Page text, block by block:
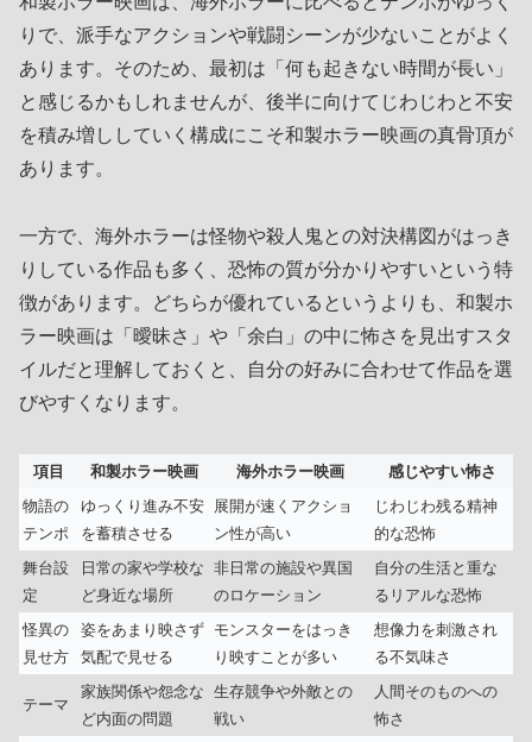
りで、派手なアクションや戦闘シーンが少ないことがよく
あります。そのため、最初は「何も起きない時間が長い」
と感じるかもしれませんが、後半に向けてじわじわと不安
を積み増ししていく構成にこそ和製ホラー映画の真骨頂が
あります。
一方で、海外ホラーは怪物や殺人鬼との対決構図がはっき
りしている作品も多く、恐怖の質が分かりやすいという特
徴があります。どちらが優れているというよりも、和製ホ
ラー映画は「曖昧さ」や「余白」の中に怖さを見出すスタ
イルだと理解しておくと、自分の好みに合わせて作品を選
びやすくなります。
項目 和製ホラー映画 海外ホラー映画
感じやすい怖さ
物語の
テンポ
ゆっくり進み不安
を蓄積させる
展開が速くアクショ
ン性が高い
じわじわ残る精神
的な恐怖
舞台設
定
日常の家や学校な
ど身近な場所
非日常の施設や異国
のロケーション
自分の生活と重な
るリアルな恐怖
怪異の
見せ方
姿をあまり映さず
気配で見せる
モンスターをはっき
り映すことが多い
想像力を刺激され
る不気味さ
テーマ
家族関係や怨念な
ど内面の問題
生存競争や外敵との
戦い
人間そのものへの
怖さ